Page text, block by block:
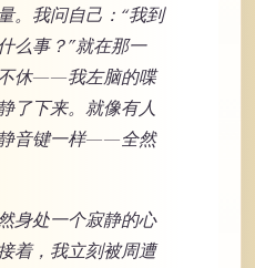
。我问自己：“我到
么事？”就在那一
休——我左脑的喋
下来。就像有人
音键一样——全然
身处一个寂静的心
着，我立刻被周遭